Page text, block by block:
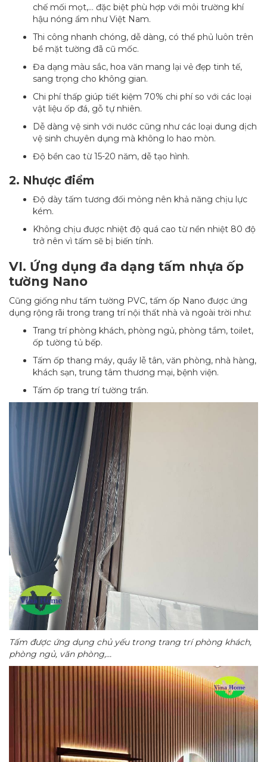
chế mối mọt,… đặc biệt phù hợp với môi trường khí
hậu nóng ẩm như Việt Nam.
Thi công nhanh chóng, dễ dàng, có thể phủ luôn trên
bề mặt tường đã cũ mốc.
Đa dạng màu sắc, hoa văn mang lại vẻ đẹp tinh tế,
sang trọng cho không gian.
Chi phí thấp giúp tiết kiệm 70% chi phí so với các loại
vật liệu ốp đá, gỗ tự nhiên.
Dễ dàng vệ sinh với nước cũng như các loại dung dịch
vệ sinh chuyên dụng mà không lo hao mòn.
Độ bền cao từ 15-20 năm, dễ tạo hình.
2. Nhược điểm
Độ dày tấm tương đối mỏng nên khả năng chịu lực
kém.
Không chịu được nhiệt độ quá cao từ nền nhiệt 80 độ
trở nên vì tấm sẽ bị biến tính.
VI. Ứng dụng đa dạng tấm nhựa ốp
tường Nano
Cũng giống như tấm tường PVC, tấm ốp Nano được ứng
dụng rộng rãi trong trang trí nội thất nhà và ngoài trời như:
Trang trí phòng khách, phòng ngủ, phòng tắm, toilet,
ốp tường tủ bếp.
Tấm ốp thang máy, quầy lễ tân, văn phòng, nhà hàng,
khách sạn, trung tâm thương mại, bệnh viện.
Tấm ốp trang trí tường trần.
Tấm được ứng dụng chủ yếu trong trang trí phòng khách,
phòng ngủ, văn phòng,...